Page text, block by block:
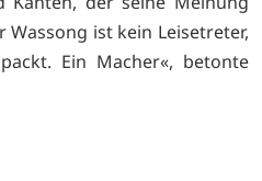
ist kein Leisetreter,
Ein Macher«, betonte